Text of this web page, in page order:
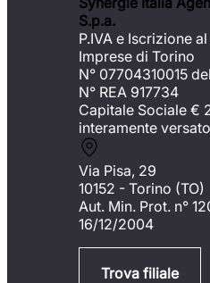
S.p.a.
P.IVA e Iscrizione
Imprese di Torino
N° 07704310015
N° REA 917734
Capitale Sociale €
interamente versato
Via Pisa, 29
10152 - Torino (TO)
Aut. Min. Prot. n°
16/12/2004
Trova filiale